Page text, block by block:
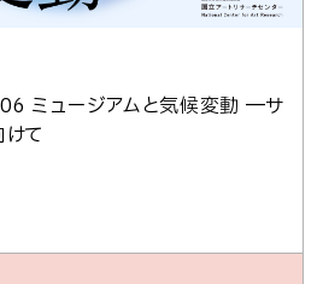
ミュージアムと気候変動 ―サ
て